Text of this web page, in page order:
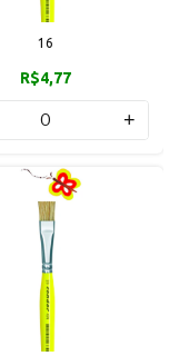
16
R$4,77
+